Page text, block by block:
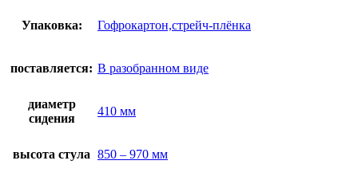
Упаковка: Гофрокартон,стрейч-плёнка
поставляется: В разобранном виде
диаметр
сидения
410 мм
высота стула 850 – 970 мм